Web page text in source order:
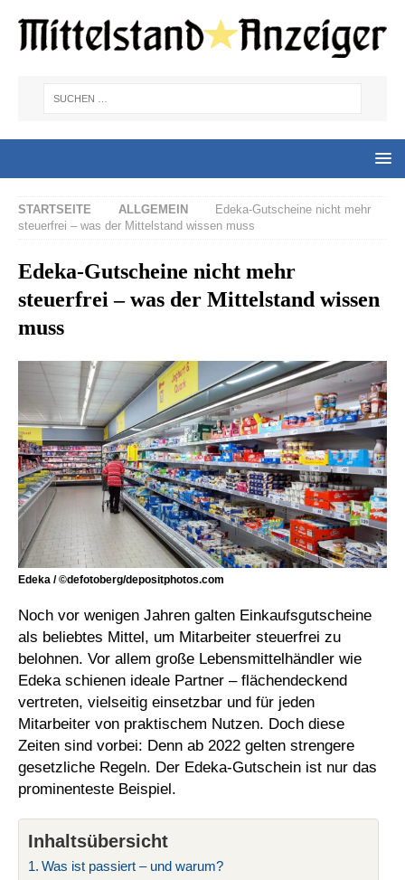
STARTSEITE ALLGEMEIN
Edeka-Gutscheine nicht mehr
steuerfrei – was der Mittelstand wissen muss
Edeka-Gutscheine nicht mehr
steuerfrei – was der Mittelstand wissen
muss
Edeka / ©defotoberg/depositphotos.com
Noch vor wenigen Jahren galten Einkaufsgutscheine
als beliebtes Mittel, um Mitarbeiter steuerfrei zu
belohnen. Vor allem große Lebensmittelhändler wie
Edeka schienen ideale Partner – flächendeckend
vertreten, vielseitig einsetzbar und für jeden
Mitarbeiter von praktischem Nutzen. Doch diese
Zeiten sind vorbei: Denn ab 2022 gelten strengere
gesetzliche Regeln. Der Edeka-Gutschein ist nur das
prominenteste Beispiel.
Inhaltsübersicht
Was ist passiert – und warum?